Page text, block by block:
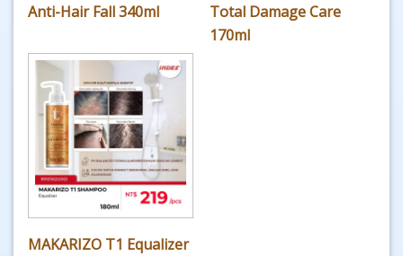
Anti-Hair Fall 340ml
Total Damage Care
170ml
MAKARIZO T1 Equalizer